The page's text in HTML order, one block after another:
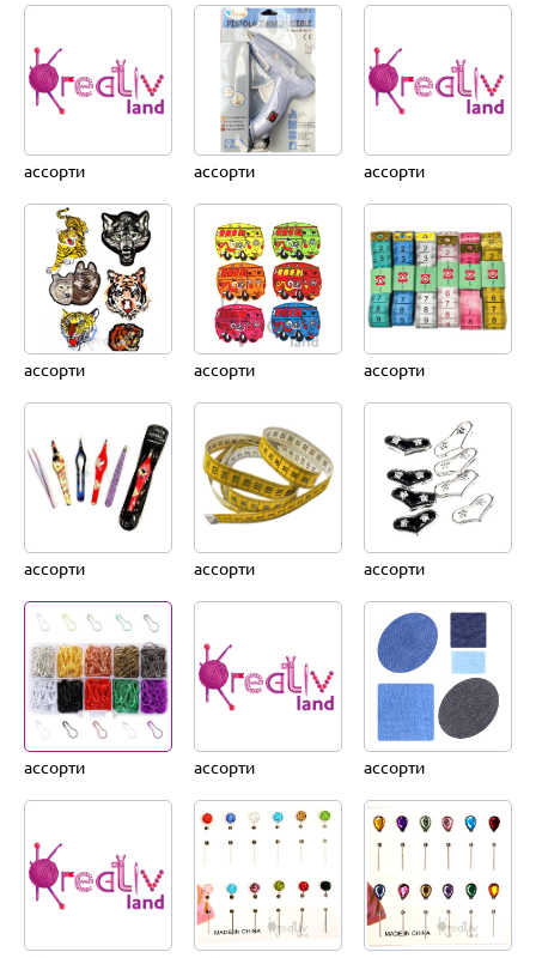
ассорти ассорти ассорти
ассорти ассорти ассорти
ассорти ассорти ассорти
ассорти ассорти ассорти